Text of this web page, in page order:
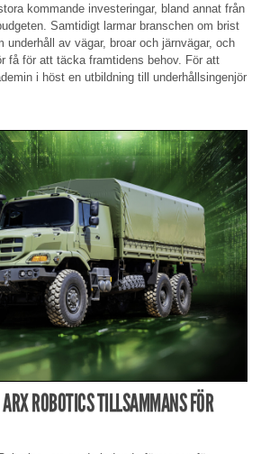
kommande investeringar, bland annat från
Samtidigt larmar branschen om brist
underhåll av vägar, broar och järnvägar, och
få för att täcka framtidens behov. För att
i höst en utbildning till underhållsingenjör
ROBOTICS TILLSAMMANS FÖR